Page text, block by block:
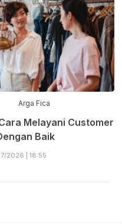
Arga Fica
Melayani Customer
Baik
2026 | 18:55